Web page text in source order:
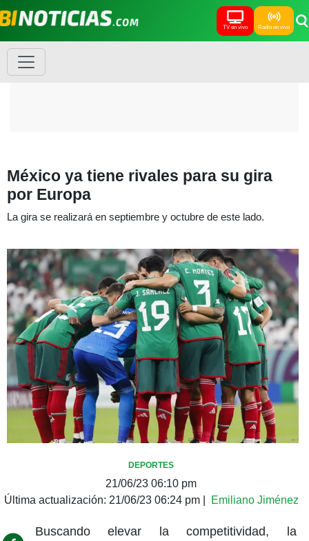
TV en vivo Radio en vivo
México ya tiene rivales para su gira
por Europa
La gira se realizará en septiembre y octubre de este lado.
DEPORTES
21/06/23 06:10 pm
Última actualización: 21/06/23 06:24 pm| Emiliano Jiménez
Buscando elevar la competitividad, la